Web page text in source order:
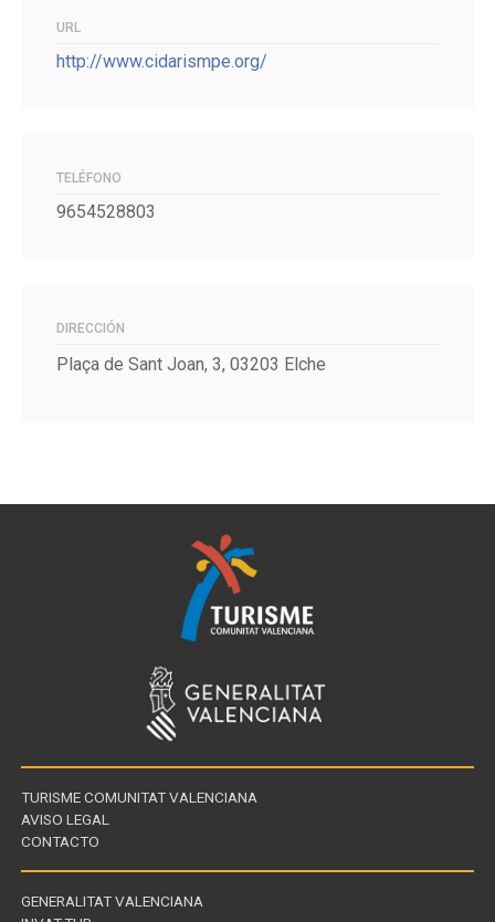
URL
http://www.cidarismpe.org/
TELÉFONO
9654528803
DIRECCIÓN
Plaça de Sant Joan, 3, 03203 Elche
TURISME COMUNITAT VALENCIANA
AVISO LEGAL
CONTACTO
GENERALITAT VALENCIANA